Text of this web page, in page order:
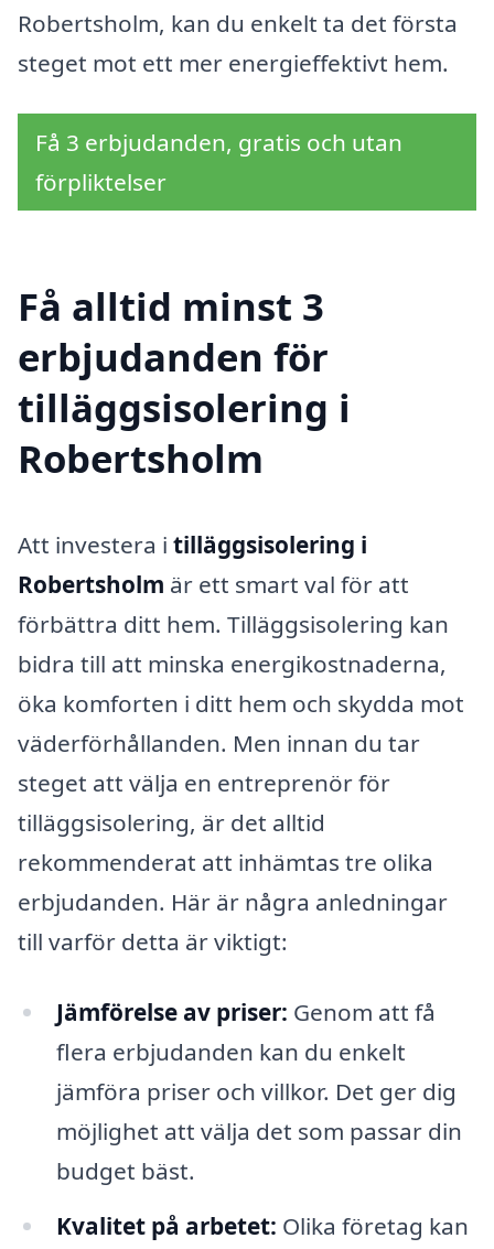
Robertsholm, kan du enkelt ta det första
steget mot ett mer energieffektivt hem.
Få 3 erbjudanden, gratis och utan
förpliktelser
Få alltid minst 3
erbjudanden för
tilläggsisolering i
Robertsholm
Att investera i tilläggsisolering i
Robertsholm är ett smart val för att
förbättra ditt hem. Tilläggsisolering kan
bidra till att minska energikostnaderna,
öka komforten i ditt hem och skydda mot
väderförhållanden. Men innan du tar
steget att välja en entreprenör för
tilläggsisolering, är det alltid
rekommenderat att inhämtas tre olika
erbjudanden. Här är några anledningar
till varför detta är viktigt:
Jämförelse av priser: Genom att få
flera erbjudanden kan du enkelt
jämföra priser och villkor. Det ger dig
möjlighet att välja det som passar din
budget bäst.
Kvalitet på arbetet: Olika företag kan